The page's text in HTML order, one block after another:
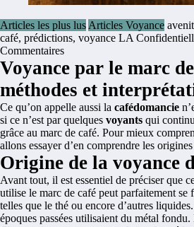
Articles les plus lusArticles Voyance avenit
café, prédictions, voyance LA
Commentaires
Voyance par le marc
méthodes et
Ce qu’on appelle aussi la cafédomancie
si ce n’est par quelques voyants qui
grâce au marc de café. Pour mieux
allons essayer d’en comprendre les
Origine de la voyance
Avant tout, il est essentiel de préciser que
utilise le marc de café peut parfaitement se
telles que le thé ou encore d’autres
époques passées utilisaient du métal